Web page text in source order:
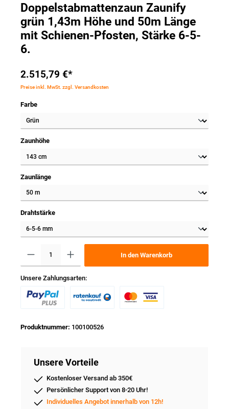
Doppelstabmattenzaun Zaunify
grün 1,43m Höhe und 50m Länge
mit Schienen-Pfosten, Stärke 6-5-
6.
2.515,79 €*
Preise inkl. MwSt. zzgl. Versandkosten
Farbe
Zaunhöhe
Zaunlänge
Drahtstärke
In den Warenkorb
Unsere Zahlungsarten:
Produktnummer: 100100526
Unsere Vorteile
Kostenloser Versand ab 350€
Persönlicher Support von 8-20 Uhr!
Individuelles Angebot innerhalb von 12h!